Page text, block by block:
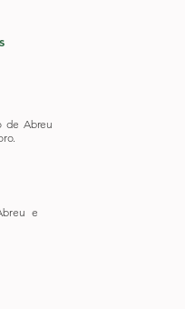
de Abreu
e